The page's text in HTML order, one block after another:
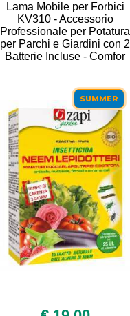
Lama Mobile per Forbici
KV310 - Accessorio
Professionale per Potatura
per Parchi e Giardini con 2
Batterie Incluse - Comfor
SUMMER